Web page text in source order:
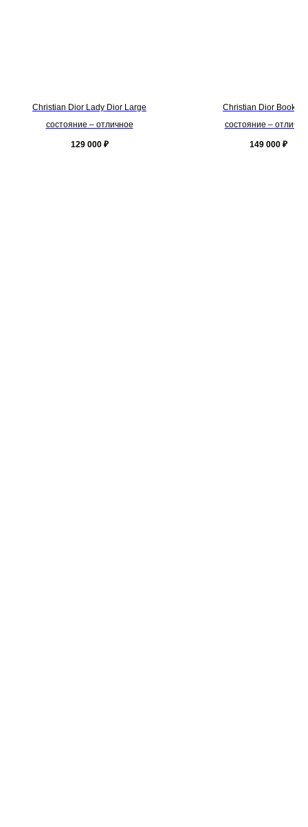
Christian Dior Lady Dior Large
состояние – отличное
129 000 ₽
Christian Dior Book
состояние –
149 000 ₽